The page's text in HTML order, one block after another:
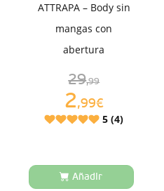
ATTRAPA – Body sin
mangas con
abertura
29,99
2,99€
5 (4)
Añadir